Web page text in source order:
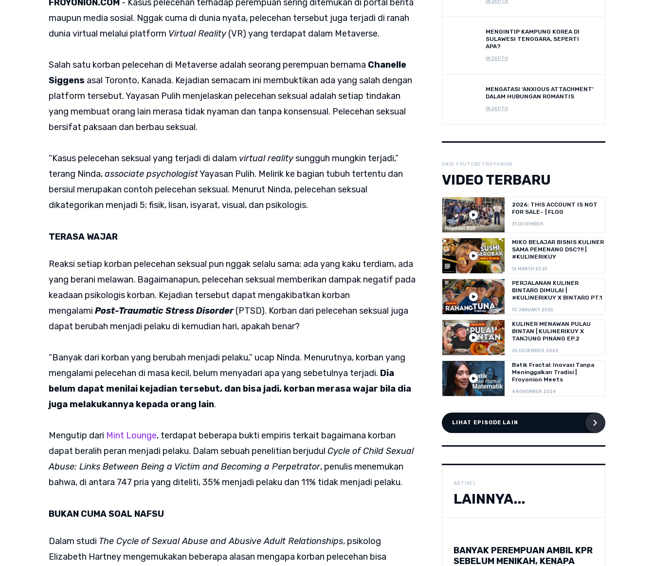
FROYONION.COM - Kasus pelecehan terhadap perempuan sering ditemukan di portal berita
maupun media sosial. Nggak cuma di dunia nyata, pelecehan tersebut juga terjadi di ranah
dunia virtual melalui platform Virtual Reality(VR) yang terdapat dalam Metaverse.
Salah satu korban pelecehan di Metaverse adalah seorang perempuan bernama Chanelle
Siggens asal Toronto, Kanada. Kejadian semacam ini membuktikan ada yang salah dengan
platform tersebut. Yayasan Pulih menjelaskan pelecehan seksual adalah setiap tindakan
yang membuat orang lain merasa tidak nyaman dan tanpa konsensual. Pelecehan seksual
bersifat paksaan dan berbau seksual.
“Kasus pelecehan seksual yang terjadi di dalam virtual realitysungguh mungkin terjadi,”
terang Ninda,associate psychologistYayasan Pulih. Melirik ke bagian tubuh tertentu dan
bersiul merupakan contoh pelecehan seksual. Menurut Ninda, pelecehan seksual
dikategorikan menjadi 5; fisik, lisan, isyarat, visual, dan psikologis.
TERASA WAJAR
Reaksi setiap korban pelecehan seksual pun nggak selalu sama; ada yang kaku terdiam, ada
yang berani melawan. Bagaimanapun, pelecehan seksual memberikan dampak negatif pada
keadaan psikologis korban. Kejadian tersebut dapat mengakibatkan korban
mengalami Post-Traumatic Stress Disorder(PTSD). Korban dari pelecehan seksual juga
dapat berubah menjadi pelaku di kemudian hari, apakah benar?
“Banyak dari korban yang berubah menjadi pelaku,” ucap Ninda. Menurutnya, korban yang
mengalami pelecehan di masa kecil, belum menyadari apa yang sebetulnya terjadi. Dia
belum dapat menilai kejadian tersebut, dan bisa jadi, korban merasa wajar bila dia
juga melakukannya kepada orang lain.
Mengutip dari Mint Lounge, terdapat beberapa bukti empiris terkait bagaimana korban
dapat beralih peran menjadi pelaku. Dalam sebuah penelitian berjudul Cycle of Child Sexual
Abuse: Links Between Being a Victim and Becoming a Perpetrator, penulis menemukan
bahwa, di antara 747 pria yang diteliti, 35% menjadi pelaku dan 11% tidak menjadi pelaku.
BUKAN CUMA SOAL NAFSU
Dalam studi The Cycle of Sexual Abuse and Abusive Adult Relationships, psikolog
Elizabeth Hartney mengemukakan beberapa alasan mengapa korban pelecehan bisa
IN DEPTH
MENGINTIP KAMPUNG KOREA DI
SULAWESI TENGGARA, SEPERTI
APA?
IN DEPTH
MENGATASI ‘ANXIOUS ATTACHMENT'
DALAM HUBUNGAN ROMANTIS
IN DEPTH
DARI YOUTUBE FROYONION
VIDEO TERBARU
2026: THIS ACCOUNT IS NOT
FOR SALE~ | FLOG
31 DECEMBER
MIKO BELAJAR BISNIS KULINER
SAMA PEMENANG DSC?!! |
#KULINERIKUY
12 MARCH 2025
PERJALANAN KULINER
BINTARO DIMULAI |
#KULINERIKUY X BINTARO PT.1
10 JANUARY 2025
KULINER MENAWAN PULAU
BINTAN | KULINERIKUY X
TANJUNG PINANG EP.2
25 DECEMBER 2024
Batik Fractal: Inovasi Tanpa
Meninggalkan Tradisi |
Froyonion Meets
4 NOVEMBER 2024
LIHAT EPISODE LAIN
ARTIKEL
LAINNYA...
BANYAK PEREMPUAN AMBIL KPR
SEBELUM MENIKAH, KENAPA